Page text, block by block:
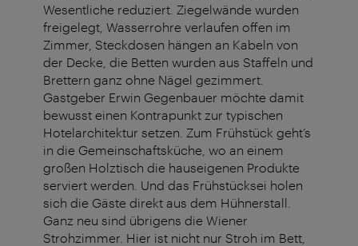
Wesentliche reduziert. Ziegelwände wurden
freigelegt, Wasserrohre verlaufen offen im
Zimmer, Steckdosen hängen an Kabeln von
der Decke, die Betten wurden aus Staffeln und
Brettern ganz ohne Nägel gezimmert.
Gastgeber Erwin Gegenbauer möchte damit
bewusst einen Kontrapunkt zur typischen
Hotelarchitektur setzen. Zum Frühstück geht’s
in die Gemeinschaftsküche, wo an einem
großen Holztisch die hauseigenen Produkte
serviert werden. Und das Frühstücksei holen
sich die Gäste direkt aus dem Hühnerstall.
Ganz neu sind übrigens die Wiener
Strohzimmer. Hier ist nicht nur Stroh im Bett,